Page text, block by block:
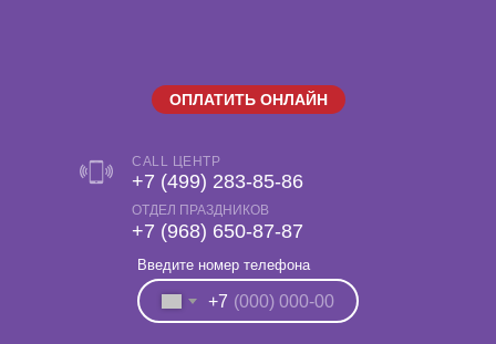
Введите номер телефона
+7
+7 (499) 283-85-86
‎+7 (968) 650-87-87
ОТДЕЛ ПРАЗДНИКОВ
CALL ЦЕНТР
ОПЛАТИТЬ ОНЛАЙН